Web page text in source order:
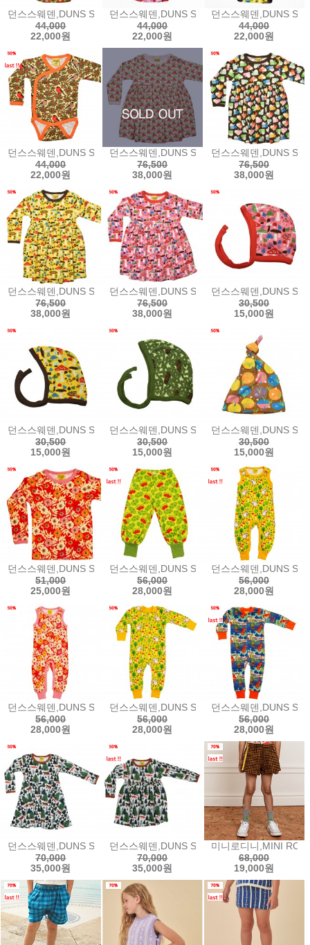
던스스웨덴,DUNS SWEDEN Long Sleeve Kimono Body - Butternut
44,000
22,000원
던스스웨덴,DUNS SWEDEN Long Sleeve
44,000
22,000원
던스스웨덴,DUNS
44,000
22,000원
던스스웨덴,DUNS SWEDEN Long Sleeve Kimono Body - Yellow
44,000
22,000원
던스스웨덴,DUNS SWEDEN LS Gathered
76,500
38,000원
던스스웨덴,DUNS
76,500
38,000원
던스스웨덴,DUNS SWEDEN LS Gathered Dress - Mushroom
76,500
38,000원
던스스웨덴,DUNS SWEDEN LS Gathered
76,500
38,000원
던스스웨덴,DUNS
30,500
15,000원
던스스웨덴,DUNS SWEDEN - Mushroom Yellow보넷, 모자2025
30,500
15,000원
던스스웨덴,DUNS SWEDEN - Pine Cone보
30,500
15,000원
던스스웨덴,DUNS
30,500
15,000원
던스스웨덴,DUNS SWEDEN Long Sleeve Top | Rosehip. Sachet
51,000
25,000원
던스스웨덴,DUNS SWEDEN Baggy Pants |
56,000
28,000원
던스스웨덴,DUNS
56,000
28,000원
던스스웨덴,DUNS SWEDEN Dungaree | Rosehip덩가리2025
56,000
28,000원
던스스웨덴,DUNS SWEDEN Zip Suit | Pigs
56,000
28,000원
던스스웨덴,DUNS
56,000
28,000원
던스스웨덴,DUNS SWEDEN LS Skater Dress - Wood긴팔 스케이터
70,000
35,000원
던스스웨덴,DUNS SWEDEN LS Gathered
70,000
35,000원
미니로디니,MINI
68,000
19,000원